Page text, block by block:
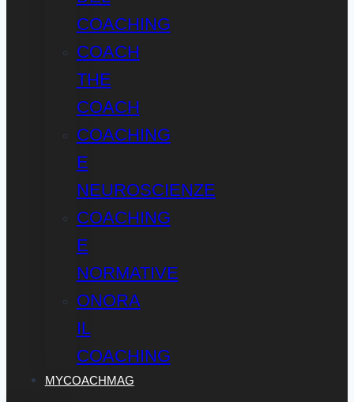
COACHING
COACH
THE
COACH
COACHING
E
NEUROSCIENZE
COACHING
E
NORMATIVE
ONORA
IL
COACHING
MYCOACHMAG